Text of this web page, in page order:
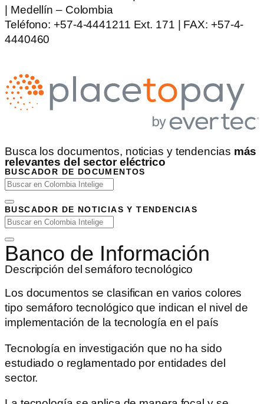
| Medellín – Colombia
Teléfono: +57-4-4441211 Ext. 171 | FAX: +57-4-
4440460
Busca los documentos, noticias y tendencias más
relevantes del sector eléctrico
BUSCADOR DE DOCUMENTOS
BUSCADOR DE NOTICIAS Y TENDENCIAS
Banco de Información
Descripción del semáforo tecnológico
Los documentos se clasifican en varios colores
tipo semáforo tecnológico que indican el nivel de
implementación de la tecnología en el país
Tecnología en investigación que no ha sido
estudiado o reglamentado por entidades del
sector.